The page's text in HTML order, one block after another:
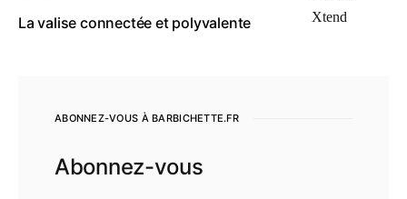
La valise connectée et polyvalente
ABONNEZ-VOUS À BARBICHETTE.FR
Abonnez-vous